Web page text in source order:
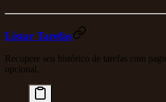
Listar Tarefas
Recupere seu histórico de tarefas com
opcional.